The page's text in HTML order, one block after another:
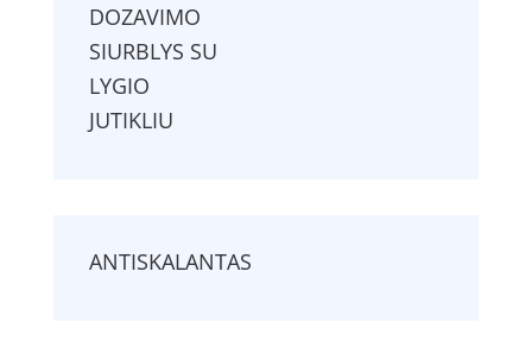
DOZAVIMO
SIURBLYS SU
LYGIO
JUTIKLIU
ANTISKALANTAS